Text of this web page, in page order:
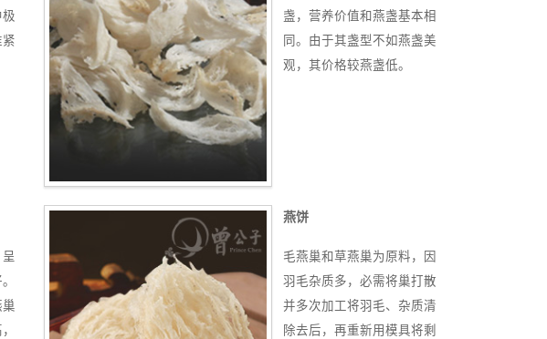
盏，营养价值和燕盏基本相
同。由于其盏型不如燕盏美
观，其价格较燕盏低。
燕饼
毛燕巢和草燕巢为原料，因
羽毛杂质多，必需将巢打散
并多次加工将羽毛、杂质清
除去后，再重新用模具将剩